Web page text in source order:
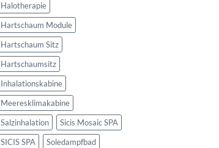
Halotherapie
Hartschaum Module
Hartschaum Sitz
Hartschaumsitz
Inhalationskabine
Meeresklimakabine
Salzinhalation
Sicis Mosaic SPA
SICIS SPA
Soledampfbad